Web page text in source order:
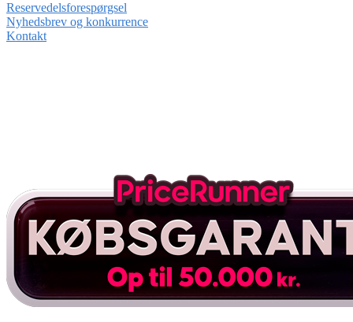
Reservedelsforespørgsel
Nyhedsbrev og konkurrence
Kontakt